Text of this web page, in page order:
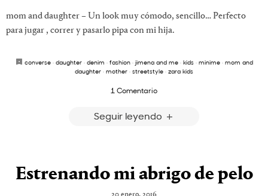
mom and daughter – Un look muy cómodo, sencillo… Perfecto
para jugar , correr y pasarlo pipa con mi hija.
converse· daughter· denim · fashion· jimena and me· kids· minime· mom and
daughter · mother · streetstyle · zara kids
1 Comentario
Seguir leyendo
Estrenando mi abrigo de pelo